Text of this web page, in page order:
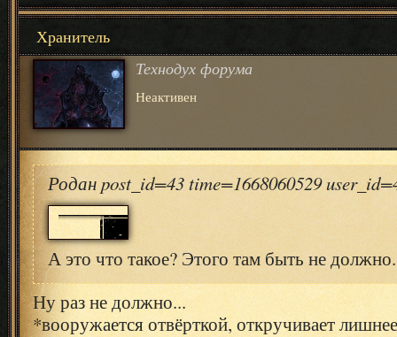
Хранитель
Технодух форума
Неактивен
Родан post_id=43 time=1668060529
А это что такое? Этого там быть не должно.
Ну раз не должно...
*вооружается отвёрткой, откручивает